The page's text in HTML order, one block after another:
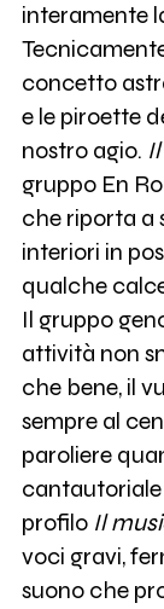
interamente
concetto
e le piroette
nostro agio.
gruppo En
che riporta a
interiori in
qualche
Il gruppo
attività non
che bene, il
sempre al
paroliere
cantautoriale
profilo Il
voci gravi,
suono che